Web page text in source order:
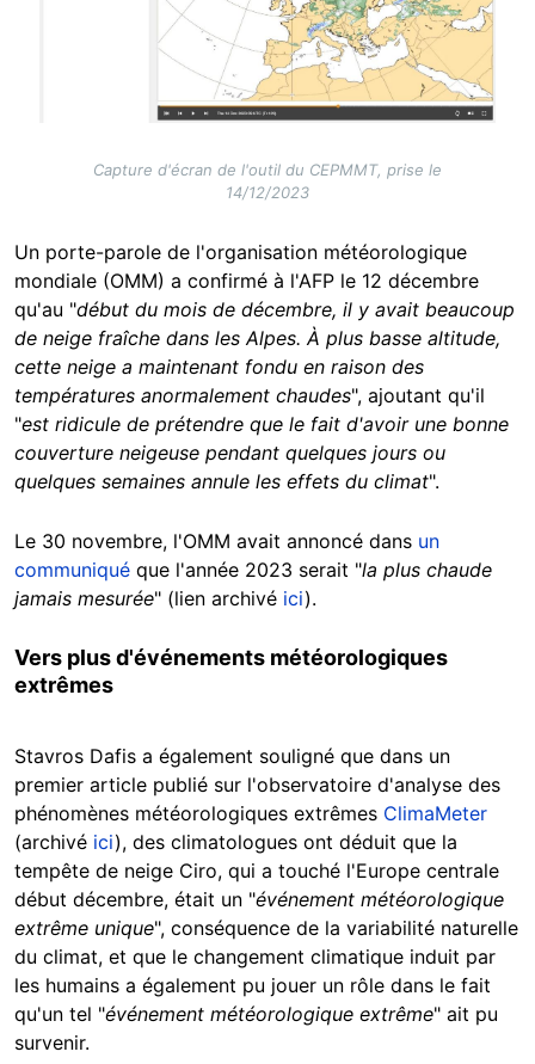
Capture d'écran de l'outil du CEPMMT, prise le
14/12/2023
Un porte-parole de l'organisation météorologique
mondiale (OMM) a confirmé à l'AFP le 12 décembre
qu'au "début du mois de décembre, il y avait beaucoup
de neige fraîche dans les Alpes. À plus basse altitude,
cette neige a maintenant fondu en raison des
températures anormalement chaudes", ajoutant qu'il
"est ridicule de prétendre que le fait d'avoir une bonne
couverture neigeuse pendant quelques jours ou
quelques semaines annule les effets du climat".
Le 30 novembre, l'OMM avait annoncé dans un
communiqué que l'année 2023 serait "la plus chaude
jamais mesurée" (lien archivé ici).
Vers plus d'événements météorologiques
extrêmes
Stavros Dafis a également souligné que dans un
premier article publié sur l'observatoire d'analyse des
phénomènes météorologiques extrêmes ClimaMeter
(archivé ici), des climatologues ont déduit que la
tempête de neige Ciro, qui a touché l'Europe centrale
début décembre, était un "événement météorologique
extrême unique", conséquence de la variabilité naturelle
du climat, et que le changement climatique induit par
les humains a également pu jouer un rôle dans le fait
qu'un tel "événement météorologique extrême" ait pu
survenir.